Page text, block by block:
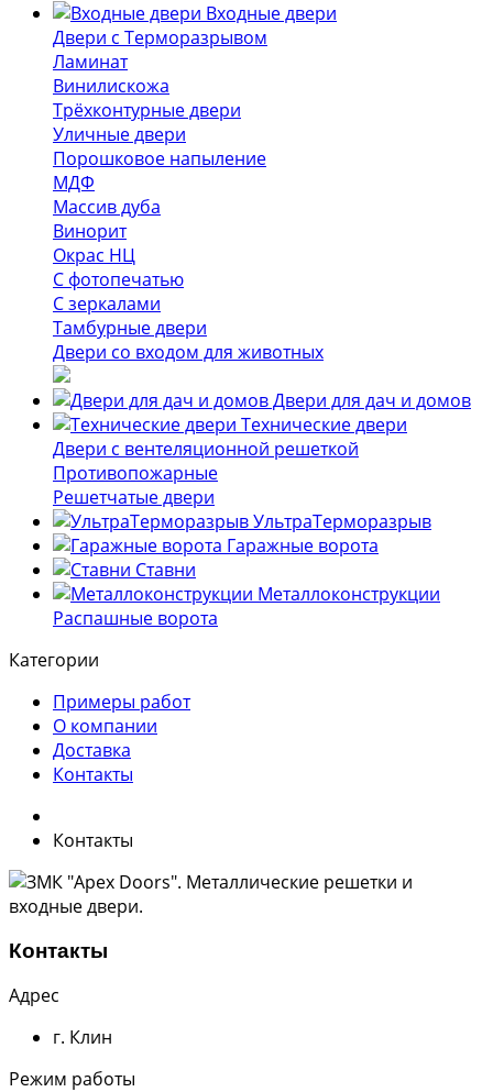
Входные двери
Двери с Терморазрывом
Ламинат
Винилискожа
Трёхконтурные двери
Уличные двери
Порошковое напыление
МДФ
Массив дуба
Винорит
Окрас НЦ
С фотопечатью
С зеркалами
Тамбурные двери
Двери со входом для животных
Двери для дач и домов
Технические двери
Двери с вентеляционной решеткой
Противопожарные
Решетчатые двери
УльтраТерморазрыв
Гаражные ворота
Ставни
Металлоконструкции
Распашные ворота
Категории
Примеры работ
О компании
Доставка
Контакты
Контакты
Контакты
Адрес
г. Клин
Режим работы